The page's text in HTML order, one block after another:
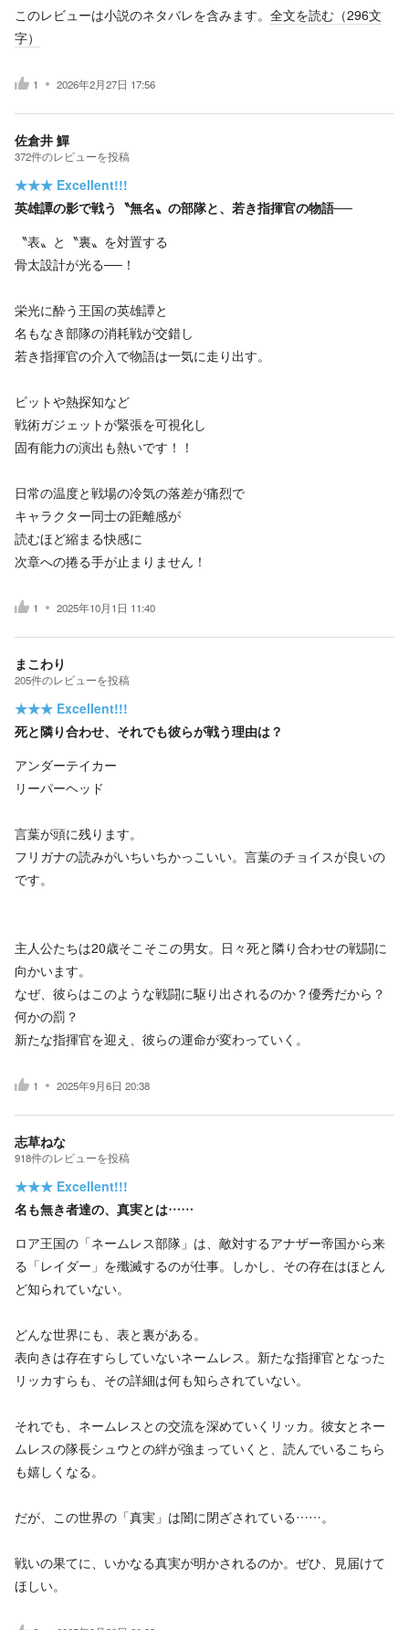
このレビューは小説のネタバレを含みます。 全文を読む（296文
字）
1 2026年2月27日 17:56
佐倉井 鱓
372件のレビューを投稿
★★★ Excellent!!!
英雄譚の影で戦う〝無名〟の部隊と、若き指揮官の物語──
〝表〟と〝裏〟を対置する
骨太設計が光る──！
栄光に酔う王国の英雄譚と
名もなき部隊の消耗戦が交錯し
若き指揮官の介入で物語は一気に走り出す。
ビットや熱探知など
戦術ガジェットが緊張を可視化し
固有能力の演出も熱いです！！
日常の温度と戦場の冷気の落差が痛烈で
キャラクター同士の距離感が
読むほど縮まる快感に
次章への捲る手が止まりません！
1 2025年10月1日 11:40
まこわり
205件のレビューを投稿
★★★ Excellent!!!
死と隣り合わせ、それでも彼らが戦う理由は？
アンダーテイカー
リーパーヘッド
言葉が頭に残ります。
フリガナの読みがいちいちかっこいい。言葉のチョイスが良いの
です。
主人公たちは20歳そこそこの男女。日々死と隣り合わせの戦闘に
向かいます。
なぜ、彼らはこのような戦闘に駆り出されるのか？優秀だから？
何かの罰？
新たな指揮官を迎え、彼らの運命が変わっていく。
1 2025年9月6日 20:38
志草ねな
918件のレビューを投稿
★★★ Excellent!!!
名も無き者達の、真実とは……
ロア王国の「ネームレス部隊」は、敵対するアナザー帝国から来
る「レイダー」を殲滅するのが仕事。しかし、その存在はほとん
ど知られていない。
どんな世界にも、表と裏がある。
表向きは存在すらしていないネームレス。新たな指揮官となった
リッカすらも、その詳細は何も知らされていない。
それでも、ネームレスとの交流を深めていくリッカ。彼女とネー
ムレスの隊長シュウとの絆が強まっていくと、読んでいるこちら
も嬉しくなる。
だが、この世界の「真実」は闇に閉ざされている……。
戦いの果てに、いかなる真実が明かされるのか。ぜひ、見届けて
ほしい。